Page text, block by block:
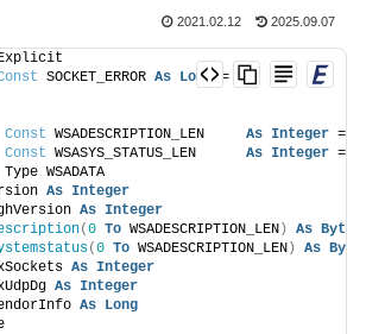
2021.02.12 2025.09.07
SOCKET_ERROR As Long = -1
Const WSADESCRIPTION_LEN As Integer =
Const WSASYS_STATUS_LEN As Integer =
Type WSADATA
As Integer
As Integer
(0 To WSADESCRIPTION_LEN) As Byte
(0 To WSADESCRIPTION_LEN) As Byte
As Integer
As Integer
As Long